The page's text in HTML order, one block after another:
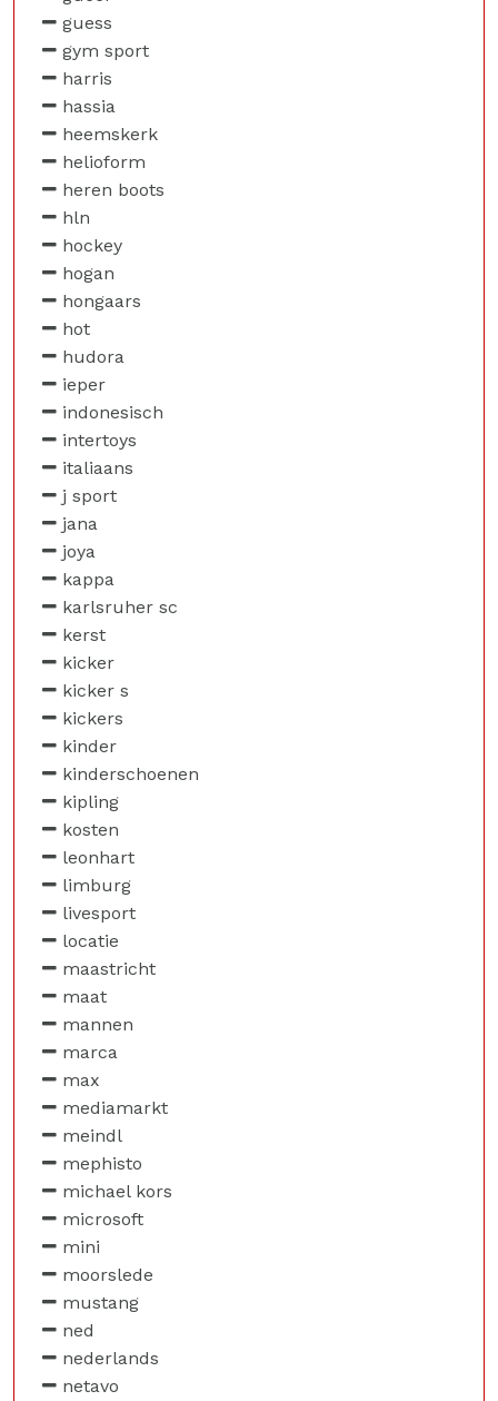
guess
gym sport
harris
hassia
heemskerk
helioform
heren boots
hln
hockey
hogan
hongaars
hot
hudora
ieper
indonesisch
intertoys
italiaans
j sport
jana
joya
kappa
karlsruher sc
kerst
kicker
kicker s
kickers
kinder
kinderschoenen
kipling
kosten
leonhart
limburg
livesport
locatie
maastricht
maat
mannen
marca
max
mediamarkt
meindl
mephisto
michael kors
microsoft
mini
moorslede
mustang
ned
nederlands
netavo